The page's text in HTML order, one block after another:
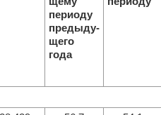
периоду
предыду-
щего
года